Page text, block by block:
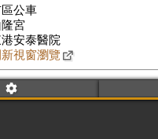
公車
宮
安泰醫院
新視窗瀏覽
公車712
隆宮
東港安泰醫院(新園線)
7433、上線6204